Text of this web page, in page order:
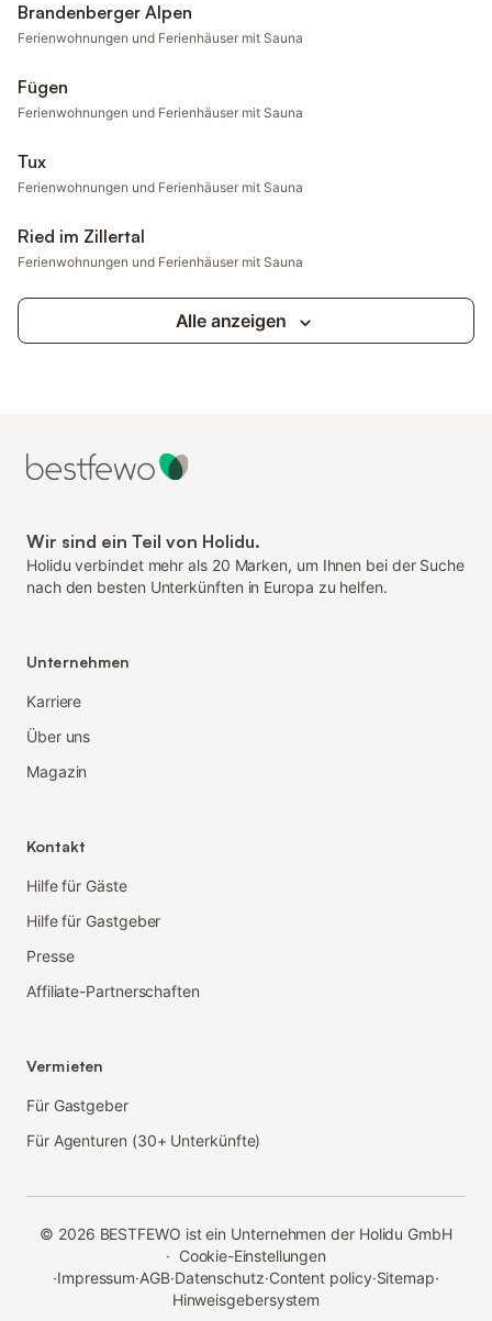
Brandenberger Alpen
Ferienwohnungen und Ferienhäuser mit Sauna
Fügen
Ferienwohnungen und Ferienhäuser mit Sauna
Tux
Ferienwohnungen und Ferienhäuser mit Sauna
Ried im Zillertal
Ferienwohnungen und Ferienhäuser mit Sauna
Alle anzeigen
Wir sind ein Teil von Holidu.
Holidu verbindet mehr als 20 Marken, um Ihnen bei der Suche
nach den besten Unterkünften in Europa zu helfen.
Unternehmen
Karriere
Über uns
Magazin
Kontakt
Hilfe für Gäste
Hilfe für Gastgeber
Presse
Affiliate-Partnerschaften
Vermieten
Für Gastgeber
Für Agenturen (30+ Unterkünfte)
© 2026 BESTFEWO ist ein Unternehmen der Holidu GmbH
· Cookie-Einstellungen
·Impressum·AGB·Datenschutz·Content policy·Sitemap·
Hinweisgebersystem